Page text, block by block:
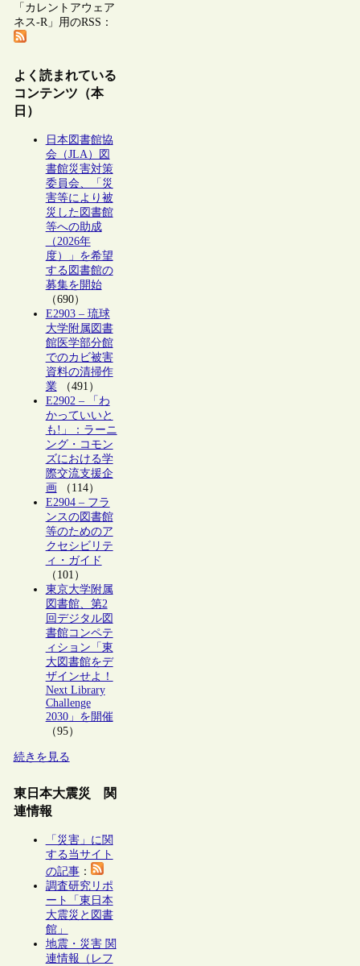
「カレントアウェア
ネス-R」用のRSS：
よく読まれている
コンテンツ（本
日）
日本図書館協
会（JLA）図
書館災害対策
委員会、「災
害等により被
災した図書館
等への助成
（2026年
度）」を希望
する図書館の
募集を開始
（690）
E2903 – 琉球
大学附属図書
館医学部分館
でのカビ被害
資料の清掃作
業（491）
E2902 – 「わ
かっていいと
も!」：ラーニ
ング・コモン
ズにおける学
際交流支援企
画 （114）
E2904 – フラ
ンスの図書館
等のためのア
クセシビリテ
ィ・ガイド
（101）
東京大学附属
図書館、第2
回デジタル図
書館コンペテ
ィション「東
大図書館をデ
ザインせよ！
Next Library
Challenge
2030」を開催
（95）
続きを見る
東日本大震災 関
連情報
「災害」に関
する当サイト
の記事：
調査研究リポ
ート「東日本
大震災と図書
館」
地震・災害 関
連情報（レフ